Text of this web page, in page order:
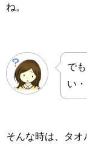
ね。
で
い・
そんな時は、タオ